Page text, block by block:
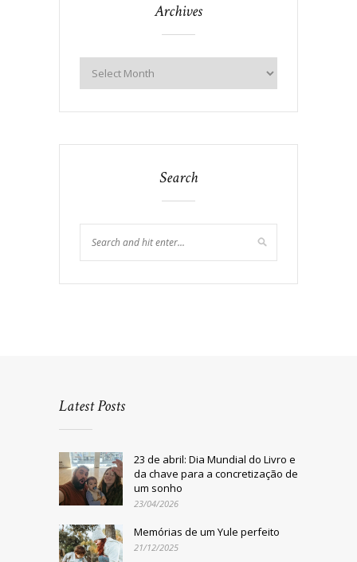
Archives
Search
Latest Posts
23 de abril: Dia Mundial do Livro e
da chave para a concretização de
um sonho
23/04/2026
Memórias de um Yule perfeito
21/12/2025